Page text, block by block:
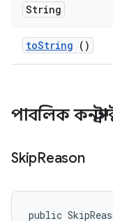
String
toString ()
পাবলিক
SkipReason
public